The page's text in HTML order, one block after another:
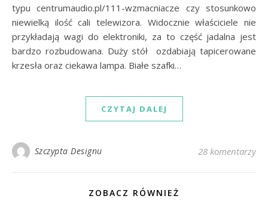
typu centrumaudio.pl/111-wzmacniacze czy stosunkowo
niewielką ilość cali telewizora. Widocznie właściciele nie
przykładają wagi do elektroniki, za to część jadalna jest
bardzo rozbudowana. Duży stół ozdabiają tapicerowane
krzesła oraz ciekawa lampa. Białe szafki…
CZYTAJ DALEJ
Szczypta Designu 28 komentarzy
ZOBACZ RÓWNIEŻ